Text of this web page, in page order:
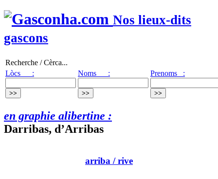
Nos lieux-dits
gascons
Recherche / Cèrca...
Lòcs :
Noms : Prenoms :
en graphie alibertine :
Darribas, d’Arribas
arriba / rive